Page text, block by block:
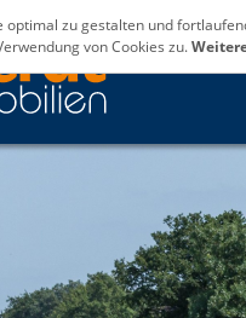
optimal zu gestalten und
von Cookies zu.